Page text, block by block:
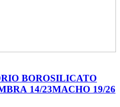
BOROSILICATO
14/23MACHO 19/26